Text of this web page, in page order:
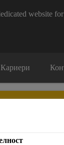
website
Кариери